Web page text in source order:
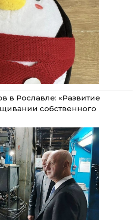
в Рославле: «Развитие
собственного